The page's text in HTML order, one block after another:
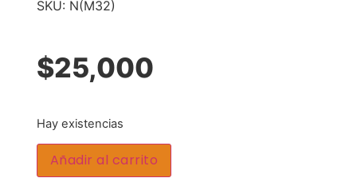
SKU: N(M32)
$25,000
Hay existencias
Añadir al carrito